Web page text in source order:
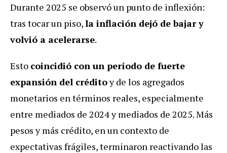
Durante 2025 se observó un punto de inflexión:
tras tocar un piso,la inflación dejó de bajar y
volvió a acelerarse.
Esto coincidió con un período de fuerte
expansión del créditoy de los agregados
monetarios en términos reales, especialmente
entre mediados de 2024 y mediados de 2025. Más
pesos y más crédito, en un contexto de
expectativas frágiles, terminaron reactivando las